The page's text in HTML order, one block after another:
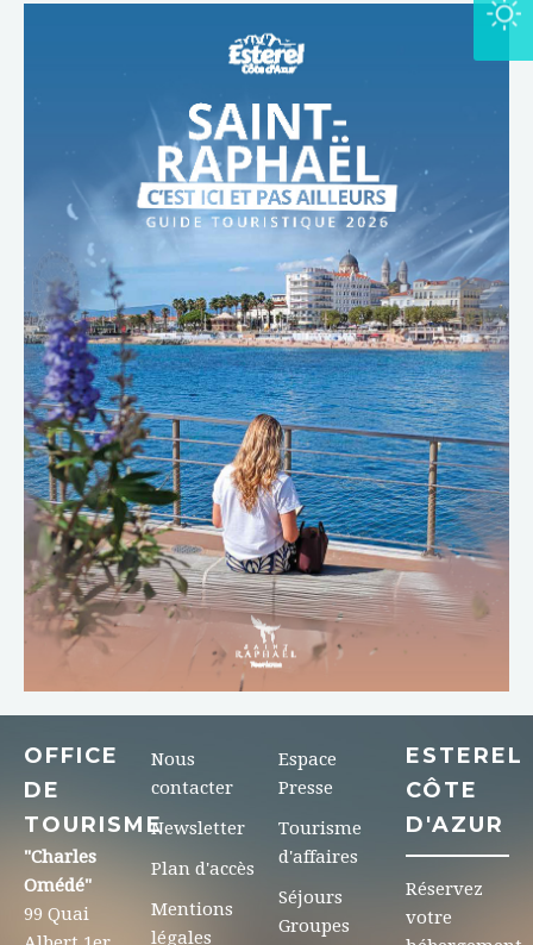
TÉLÉCHARGER
OFFICE
DE
TOURISME
"Charles
Omédé"
99 Quai
Nous
contacter
Newsletter
Plan d'accès
Mentions
légales
Espace
Presse
Tourisme
d'affaires
Séjours
Groupes
ESTEREL
CÔTE
D'AZUR
Réservez
votre